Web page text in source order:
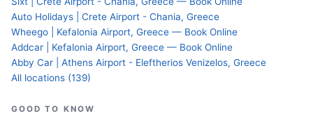
Auto Holidays | Crete Airport - Chania, Greece
Wheego | Kefalonia Airport, Greece — Book Online
Addcar | Kefalonia Airport, Greece — Book Online
Abby Car | Athens Airport - Eleftherios Venizelos, Greece
All locations (139)
GOOD TO KNOW